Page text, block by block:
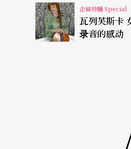
在《黄翊与库卡》中，
讯息、肢体背后的思考
企画特辑 Special
瓦列芙斯卡
录音的感动